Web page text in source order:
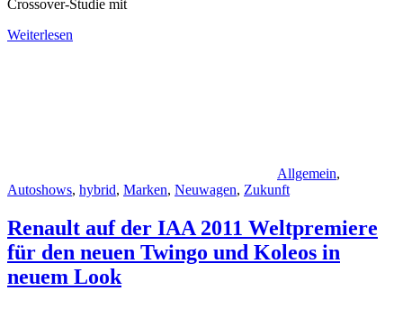
Crossover-Studie mit
Weiterlesen
Allgemein,
Autoshows, hybrid, Marken, Neuwagen, Zukunft
Renault auf der IAA 2011 Weltpremiere
für den neuen Twingo und Koleos in
neuem Look